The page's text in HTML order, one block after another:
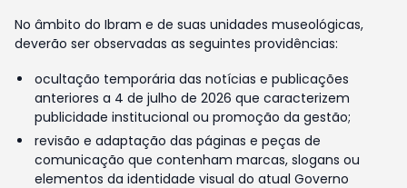
No âmbito do Ibram e de suas unidades museológicas,
deverão ser observadas as seguintes providências:
ocultação temporária das notícias e publicações
anteriores a 4 de julho de 2026 que caracterizem
publicidade institucional ou promoção da gestão;
revisão e adaptação das páginas e peças de
comunicação que contenham marcas, slogans ou
elementos da identidade visual do atual Governo